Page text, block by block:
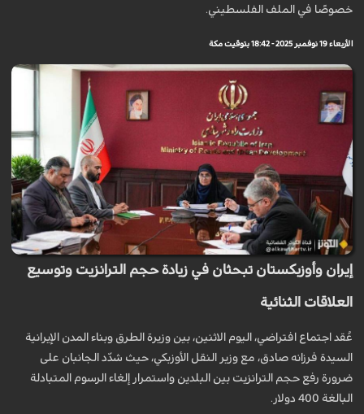
خصوصًا في الملف الفلسطيني.
الأربعاء 19 نوفمبر 2025 - 18:42 بتوقيت مكة
إيران وأوزبكستان تبحثان في زيادة حجم الترانزيت وتوسيع
العلاقات الثنائية
عُقد اجتماع افتراضي، اليوم الاثنين، بين وزيرة الطرق وبناء المدن الإيرانية
السيدة فرزانه صادق، مع وزير النقل الأوزبكي، حيث شدّد الجانبان على
ضرورة رفع حجم الترانزيت بين البلدين واستمرار إلغاء الرسوم المتبادلة
البالغة 400 دولار.